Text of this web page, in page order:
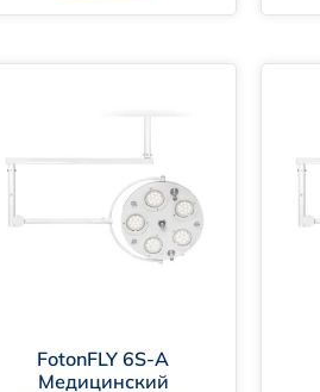
FotonFLY 6S-A
Медицинский